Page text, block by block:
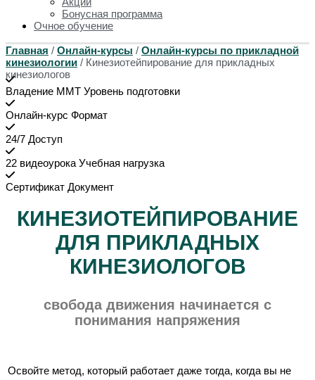
Бонусная программа
Очное обучение
Главная / Онлайн-курсы / Онлайн-курсы по прикладной
кинезиологии / Кинезиотейпирование для прикладных
кинезиологов
Владение ММТ Уровень подготовки
Онлайн-курс Формат
24/7 Доступ
22 видеоурока Учебная нагрузка
Сертификат Документ
КИНЕЗИОТЕЙПИРОВАНИЕ
ДЛЯ ПРИКЛАДНЫХ
КИНЕЗИОЛОГОВ
свобода движения начинается с
понимания напряжения
Освойте метод, который работает даже тогда, когда вы не